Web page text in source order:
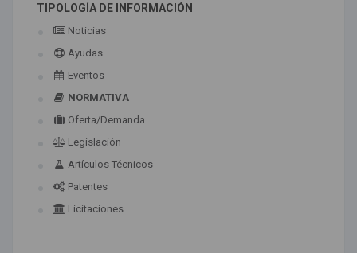
TIPOLOGÍA DE INFORMACIÓN
Noticias
Ayudas
Eventos
NORMATIVA
Oferta/Demanda
Legislación
Artículos Técnicos
Patentes
Licitaciones